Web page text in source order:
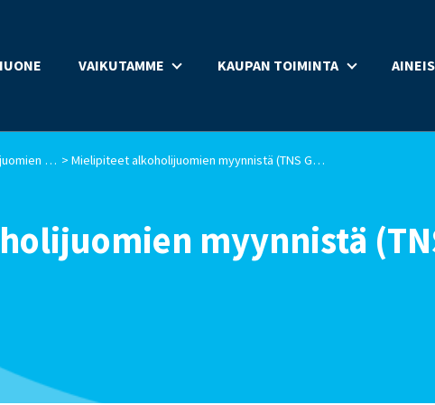
VAIKUTAMME KAUPAN TOIMINTA
Alkoholipolitiikka ja mietojen alkoholijuomien myynti > Mielipiteet alkoholijuomien myynnistä (TNS Gallup 2016)
myynnistä